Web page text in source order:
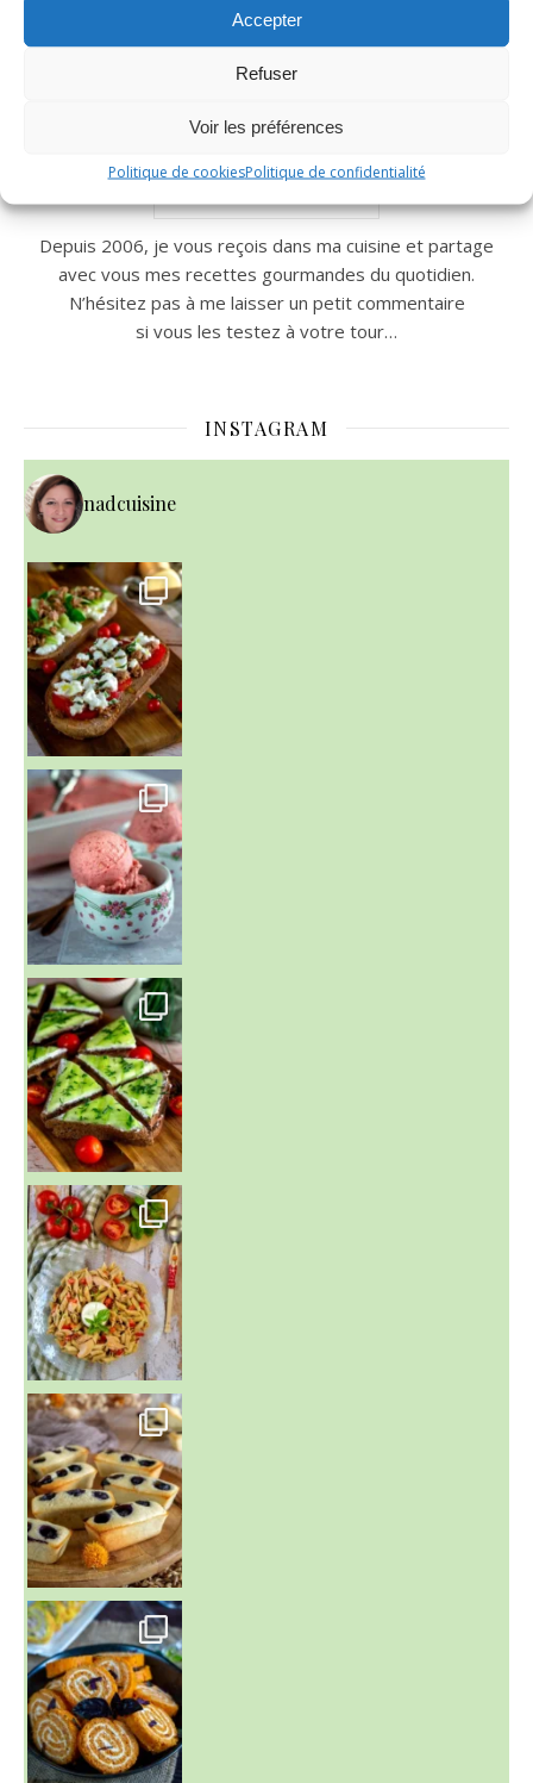
Accepter
Refuser
Voir les préférences
Politique de cookiesPolitique de confidentialité
Depuis 2006, je vous reçois dans ma cuisine et partage
avec vous mes recettes gourmandes du quotidien.
N’hésitez pas à me laisser un petit commentaire
si vous les testez à votre tour…
INSTAGRAM
nadcuisine
~ NICE CREAM À LA FRAISE ~
Presque un mois que
~ SALADE DE PÂTES AUX DEUX TOMATES THON ET BURRA
~ FINANCIERS MYRTILLES ET CITRON ~
Aujourd'hu